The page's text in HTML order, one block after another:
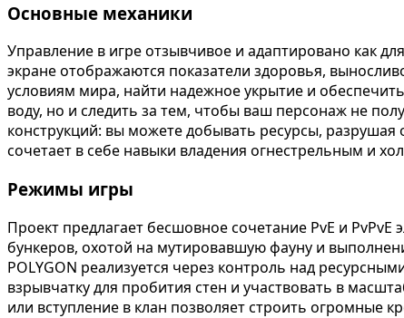
Основные механики
Управление в игре отзывчивое и адаптировано как
экране отображаются показатели здоровья,
условиям мира, найти надежное укрытие и
воду, но и следить за тем, чтобы ваш персонаж не
конструкций: вы можете добывать ресурсы,
сочетает в себе навыки владения огнестрельным и
Режимы игры
Проект предлагает бесшовное сочетание PvE и
бункеров, охотой на мутировавшую фауну и
POLYGON реализуется через контроль над
взрывчатку для пробития стен и участвовать в
или вступление в клан позволяет строить огромные